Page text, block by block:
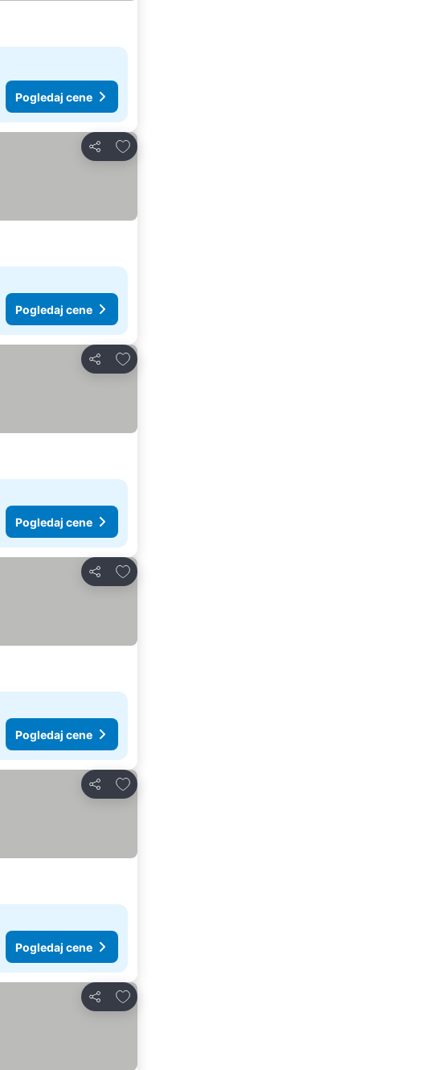
Pogledaj cene
Deli
Dodati u favorite
Pogledaj cene
Deli
Dodati u favorite
Pogledaj cene
Deli
Dodati u favorite
Pogledaj cene
Deli
Dodati u favorite
Pogledaj cene
Deli
Dodati u favorite